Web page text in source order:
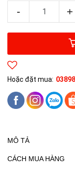
- +
Hoặc đặt mua:
MÔ TẢ
CÁCH MUA HÀNG